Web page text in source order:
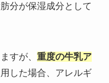
分が保湿成分として
すが、 重度の牛乳ア
した場合、アレルギ